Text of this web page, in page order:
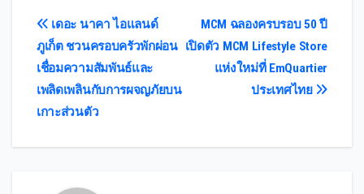
Post
navigation
MCM ฉลองครบรอบ 50 ปี
เปิดตัว MCM Lifestyle Store
แห่งใหม่ที่ EmQuartier
ประเทศไทย
เดอะ นาคา ไอแลนด์
ภูเก็ต ชวนครอบครัวพักผ่อน
เชื่อมความสัมพันธ์และ
เพลิดเพลินกับการผจญภัยบน
เกาะส่วนตัว